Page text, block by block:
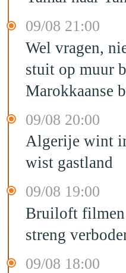
09/08 21:00
Wel vragen,
stuit op muur
Marokkaanse
09/08 20:00
Algerije wint
wist gastland
09/08 19:00
Bruiloft
streng
09/08 18:00